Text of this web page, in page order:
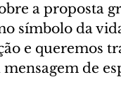
a proposta
símbolo da
e queremos
de